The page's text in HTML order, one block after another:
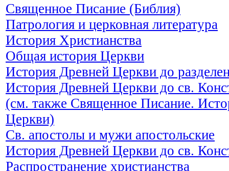
Священное Писание (Библия)
Патрология и церковная литература
История Христианства
Общая история Церкви
История Древней Церкви до
История Древней Церкви до св.
(см. также Священное Писание.
Церкви)
Св. апостолы и мужи апостольские
История Древней Церкви до св.
Распространение христианства